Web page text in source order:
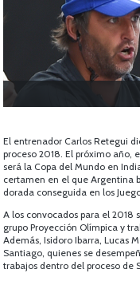
El entrenador Carlos Retegui
proceso 2018. El próximo año,
será la Copa del Mundo en
certamen en el que Argentina
dorada conseguida en los
A los convocados para el 2018
grupo Proyección Olímpica y
Además, Isidoro Ibarra, Lucas
Santiago, quienes se
trabajos dentro del proceso de